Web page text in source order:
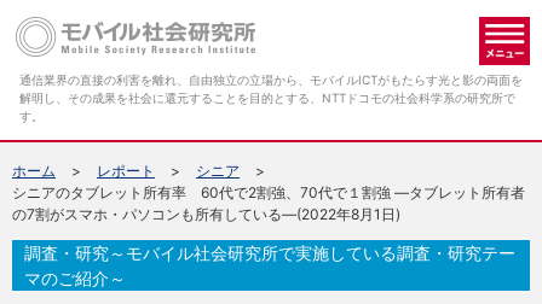
通信業界の直接の利害を離れ、自由独立の立場から、モバイルICTがもたらす光と影の両面を
解明し、その成果を社会に還元することを目的とする、NTTドコモの社会科学系の研究所で
す。
ホーム レポート
シニア
シニアのタブレット所有率 60代で2割強、70代で１割強 ―タブレット所有者
の7割がスマホ・パソコンも所有している―(2022年8月1日)
調査・研究～モバイル社会研究所で実施している調査・研究テー
マのご紹介～